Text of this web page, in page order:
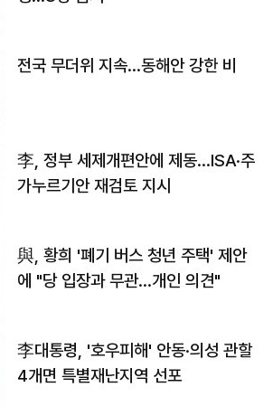
전국 무더위 지속…동해안 강한 비
李, 정부 세제개편안에 제동…ISA·주
가누르기안 재검토 지시
與, 황희 '폐기 버스 청년 주택' 제안
에 "당 입장과 무관…개인 의견"
李대통령, '호우피해' 안동·의성 관할
4개면 특별재난지역 선포